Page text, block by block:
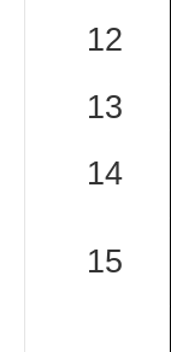
12
13
14
15